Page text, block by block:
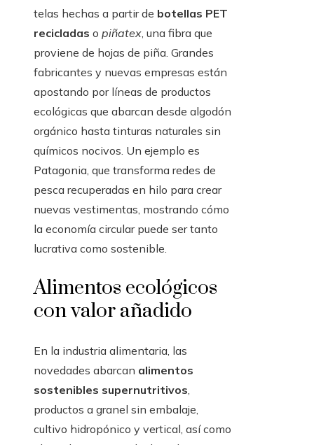
telas hechas a partir de botellas PET
recicladas o piñatex, una fibra que
proviene de hojas de piña. Grandes
fabricantes y nuevas empresas están
apostando por líneas de productos
ecológicas que abarcan desde algodón
orgánico hasta tinturas naturales sin
químicos nocivos. Un ejemplo es
Patagonia, que transforma redes de
pesca recuperadas en hilo para crear
nuevas vestimentas, mostrando cómo
la economía circular puede ser tanto
lucrativa como sostenible.
Alimentos ecológicos
con valor añadido
En la industria alimentaria, las
novedades abarcan alimentos
sostenibles supernutritivos,
productos a granel sin embalaje,
cultivo hidropónico y vertical, así como